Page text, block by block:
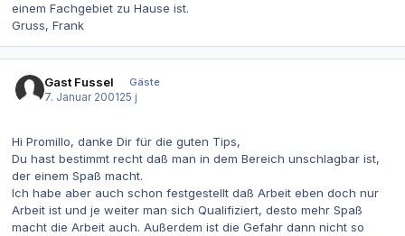
einem Fachgebiet zu Hause ist.
Gruss, Frank
Gast Fussel
Gäste
7. Januar 200125 j
Hi Promillo, danke Dir für die guten Tips,
Du hast bestimmt recht daß man in dem Bereich unschlagbar ist,
der einem Spaß macht.
Ich habe aber auch schon festgestellt daß Arbeit eben doch nur
Arbeit ist und je weiter man sich Qualifiziert, desto mehr Spaß
macht die Arbeit auch. Außerdem ist die Gefahr dann nicht so